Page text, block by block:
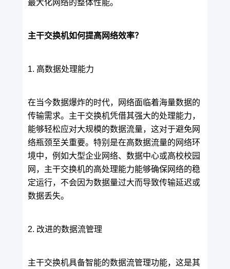
最大化网络的整体性能。
主干交换机如何提高网络效率？
1. 高数据处理能力
在当今数据爆炸的时代，网络面临着海量数据的
传输需求。主干交换机凭借其强大的处理能力，
能够轻松应对大规模的数据流量，这对于避免网
络瓶颈至关重要。特别是在高数据流量的网络环
境中，例如大型企业网络、数据中心或高校校园
网，主干交换机的高处理能力能够确保网络的稳
定运行，不会因为数据量过大而导致传输延迟或
数据丢失。
2. 改进的数据流管理
主干交换机具备智能的数据流管理功能，这是其